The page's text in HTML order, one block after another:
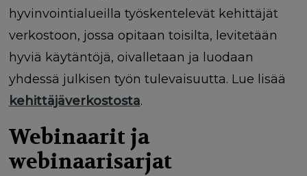
hyvinvointialueilla työskentelevät kehittäjät
verkostoon, jossa opitaan toisilta, levitetään
hyviä käytäntöjä, oivalletaan ja luodaan
yhdessä julkisen työn tulevaisuutta. Lue lisää
kehittäjäverkostosta.
Webinaarit ja
webinaarisarjat